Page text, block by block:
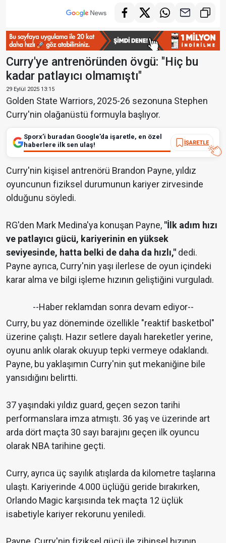
Curry'ye antrenöründen övgü: "Hiç bu
kadar patlayıcı olmamıştı"
29 Eylül 2025 13:15
Golden State Warriors, 2025-26 sezonuna Stephen
Curry'nin olağanüstü formuyla başlıyor.
Sporx’i buradan Google’da işaretle, en özel
haberlere ilk sen ulaş!
İŞARETLE
Curry'nin kişisel antrenörü Brandon Payne, yıldız
oyuncunun fiziksel durumunun kariyer zirvesinde
olduğunu söyledi.
RG'den Mark Medina'ya konuşan Payne, "İlk adım hızı
ve patlayıcı gücü, kariyerinin en yüksek
seviyesinde, hatta belki de daha da hızlı," dedi.
Payne ayrıca, Curry'nin yaşı ilerlese de oyun içindeki
karar alma ve bilgi işleme hızının geliştiğini vurguladı.
--Haber reklamdan sonra devam ediyor--
Curry, bu yaz döneminde özellikle "reaktif basketbol"
üzerine çalıştı. Hazır setlere dayalı hareketler yerine,
oyunu anlık olarak okuyup tepki vermeye odaklandı.
Payne, bu yaklaşımın Curry'nin şut mekaniğine bile
yansıdığını belirtti.
37 yaşındaki yıldız guard, geçen sezon tarihi
performanslara imza atmıştı. 36 yaş ve üzerinde art
arda dört maçta 30 sayı barajını geçen ilk oyuncu
olarak NBA tarihine geçti.
Curry, ayrıca üç sayılık atışlarda da kilometre taşlarına
ulaştı. Kariyerinde 4.000 üçlüğü geride bırakırken,
Orlando Magic karşısında tek maçta 12 üçlük
isabetiyle kariyer rekorunu yeniledi.